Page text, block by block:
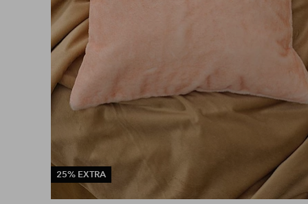
25% EXTRA